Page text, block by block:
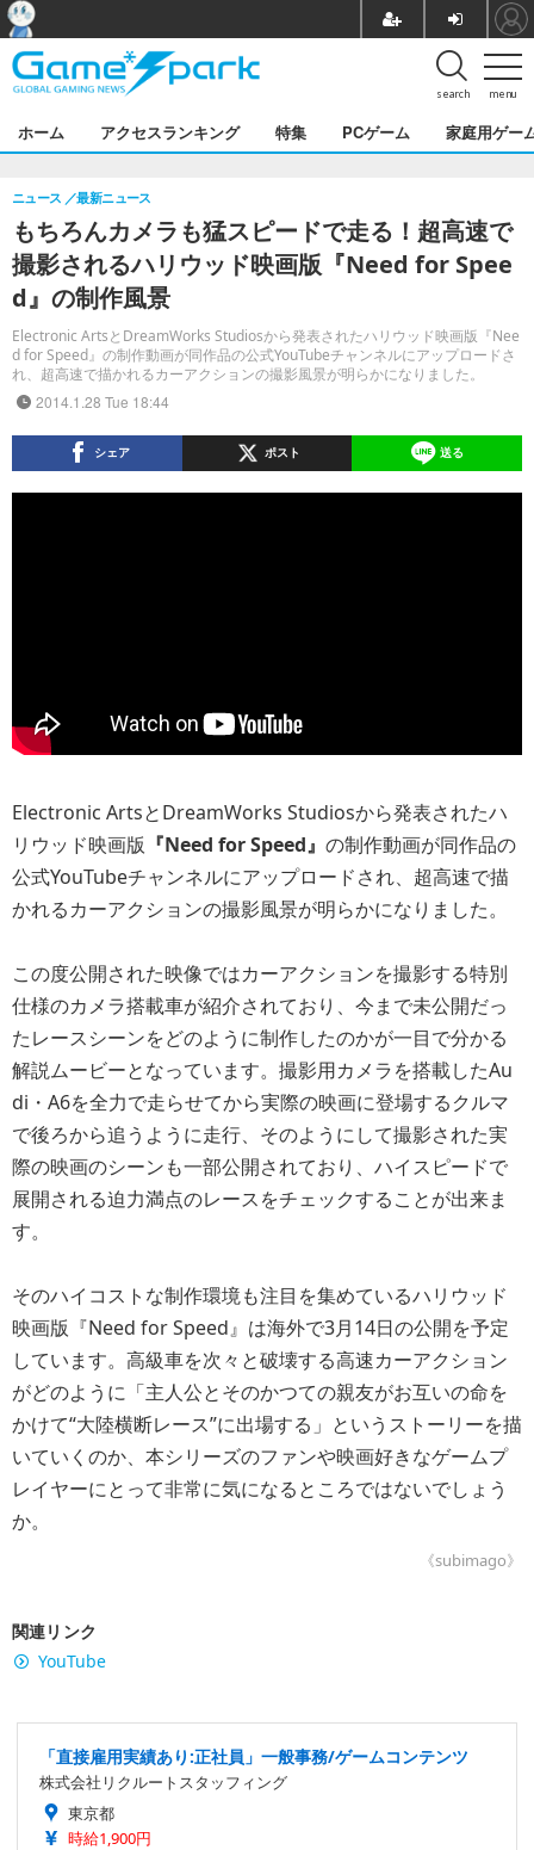
menu
search
ホーム アクセスランキング 特集 PCゲーム 家庭用ゲー
もちろんカメラも猛スピードで走る！超高速で
撮影されるハリウッド映画版『Need for Spee
d』の制作風景
Electronic ArtsとDreamWorks Studiosから発表されたハリウッド映画版『Nee
d for Speed』の制作動画が同作品の公式YouTubeチャンネルにアップロードさ
れ、超高速で描かれるカーアクションの撮影風景が明らかになりました。
ニュース 最新ニュース
2014.1.28 Tue 18:44
シェア ポスト 送る
Electronic ArtsとDreamWorks Studiosから発表されたハ
リウッド映画版 『Need for Speed』 の制作動画が同作品の
公式YouTubeチャンネルにアップロードされ、超高速で描
かれるカーアクションの撮影風景が明らかになりました。
この度公開された映像ではカーアクションを撮影する特別
仕様のカメラ搭載車が紹介されており、今まで未公開だっ
たレースシーンをどのように制作したのかが一目で分かる
解説ムービーとなっています。撮影用カメラを搭載したAu
di・A6を全力で走らせてから実際の映画に登場するクルマ
で後ろから追うように走行、そのようにして撮影された実
際の映画のシーンも一部公開されており、ハイスピードで
展開される迫力満点のレースをチェックすることが出来ま
す。
そのハイコストな制作環境も注目を集めているハリウッド
映画版『Need for Speed』は海外で3月14日の公開を予定
しています。高級車を次々と破壊する高速カーアクション
がどのように「主人公とそのかつての親友がお互いの命を
かけて“大陸横断レース”に出場する」というストーリーを描
いていくのか、本シリーズのファンや映画好きなゲームプ
レイヤーにとって非常に気になるところではないでしょう
か。
《subimago》
関連リンク
YouTube
「直接雇用実績あり:正社員」一般事務/ゲームコンテンツ
株式会社リクルートスタッフィング
東京都
時給1,900円